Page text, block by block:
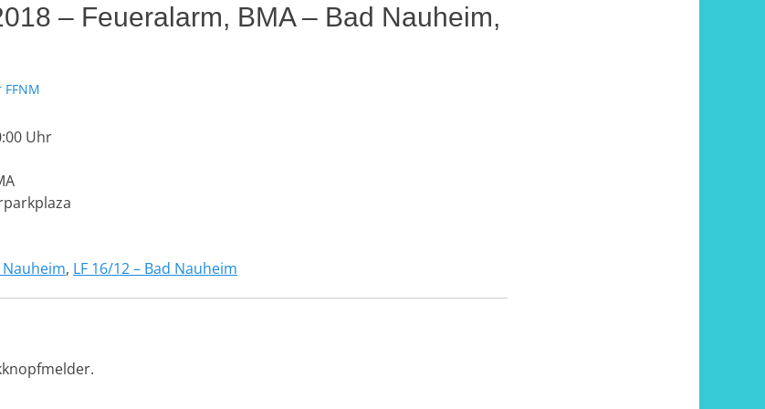
– Feueralarm, BMA – Bad Nauheim,
Uhr
Nauheim, LF 16/12 – Bad Nauheim